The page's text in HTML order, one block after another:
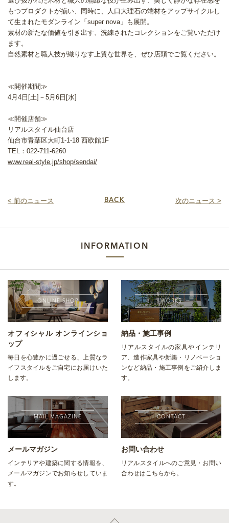
もつプロダクトが揃い、同時に、人口大理石の端材をアップサイクルし
て生まれたモダンライン「super nova」も展開。
素材の新たな価値を引き出す、洗練されたコレクションをご覧いただけ
ます。
自然素材と職人技が織りなす上質な世界を、ぜひ店頭でご覧ください。
≪開催期間≫
4月4日[土]－5月6日[水]
≪開催店舗≫
リアルスタイル仙台店
仙台市青葉区大町1-1-18 西欧館1F
TEL：022-711-6260
www.real-style.jp/shop/sendai/
< 前のニュース 次のニュース >
BACK
INFORMATION
ONLINE SHOP
オフィシャル オンラインショ
ップ
毎日を心豊かに過ごせる、上質なラ
イフスタイルをご自宅にお届けいた
します。
WORKS
納品・施工事例
リアルスタイルの家具やインテリ
ア、造作家具や新築・リノベーショ
ンなど納品・施工事例をご紹介しま
す。
MAIL MAGAZINE
メールマガジン
インテリアや建築に関する情報を、
メールマガジンでお知らせしていま
す。
CONTACT
お問い合わせ
リアルスタイルへのご意見・お問い
合わせはこちらから。